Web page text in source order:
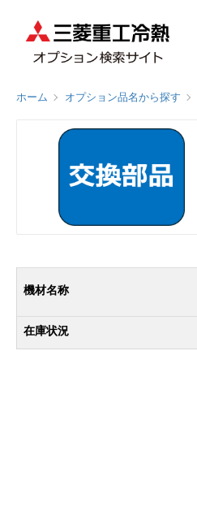
ホーム オプション品名から探す
機材名称
在庫状況